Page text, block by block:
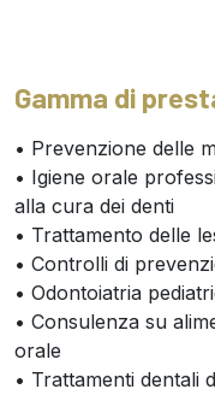
Gamma di
• Prevenzione delle
• Igiene orale
alla cura dei denti
• Trattamento delle
• Controlli di
• Odontoiatria
• Consulenza su
orale
• Trattamenti dentali